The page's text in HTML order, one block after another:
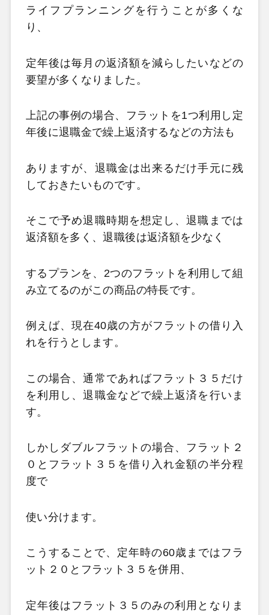
ライフプランニングを行うことが多くな
り、
定年後は毎月の返済額を減らしたいなどの
要望が多くなりました。
上記の事例の場合、フラットを1つ利用し定
年後に退職金で繰上返済するなどの方法も
ありますが、退職金は出来るだけ手元に残
しておきたいものです。
そこで予め退職時期を想定し、退職までは
返済額を多く、退職後は返済額を少なく
するプランを、2つのフラットを利用して組
み立てるのがこの商品の特長です。
例えば、現在40歳の方がフラットの借り入
れを行うとします。
この場合、通常であればフラット３５だけ
を利用し、退職金などで繰上返済を行いま
す。
しかしダブルフラットの場合、フラット２
０とフラット３５を借り入れ金額の半分程
度で
使い分けます。
こうすることで、定年時の60歳まではフラ
ット２０とフラット３５を併用、
定年後はフラット３５のみの利用となりま